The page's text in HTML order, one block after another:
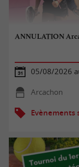
ANNULATION
05/08/2026
Arcachon
Evènements